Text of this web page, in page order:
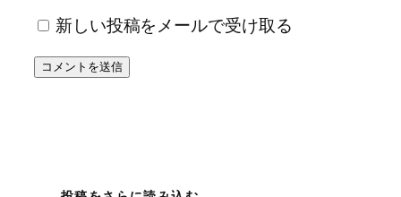
新しい投稿をメールで受け取る